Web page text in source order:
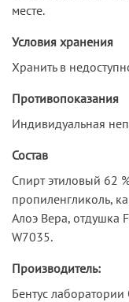
месте.
Условия хранения
Хранить в
Противопоказания
Индивидуальная
Состав
Cпирт этиловый 62
пропиленгликоль,
Алоэ Вера, отдушка
W7035.
Производитель:
Бентус